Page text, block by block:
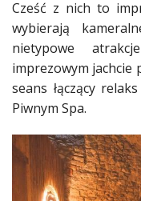
Cześć z nich to
wybierają
nietypowe
imprezowym jachcie
seans łączący
Piwnym Spa.